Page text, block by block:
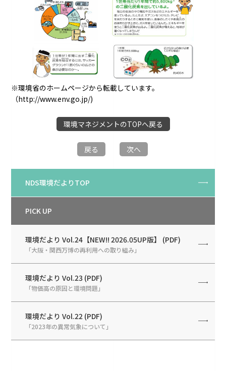
※環境省のホームページから転載しています。
（http://www.env.go.jp/)
環境マネジメントのTOPへ戻る
戻る 次へ
NDS環境だよりTOP
PICK UP
環境だより Vol.24【NEW!! 2026.05UP版】 (PDF)
「大阪・関西万博の再利用への取り組み」
環境だより Vol.23 (PDF)
「物価高の原因と環境問題」
環境だより Vol.22 (PDF)
「2023年の異常気象について」